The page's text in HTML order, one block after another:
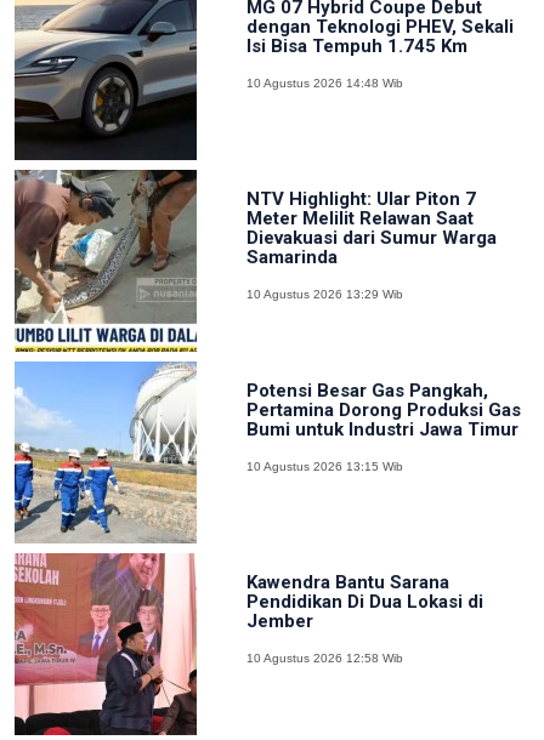
MG 07 Hybrid Coupe Debut
dengan Teknologi PHEV, Sekali
Isi Bisa Tempuh 1.745 Km
10 Agustus 2026 14:48 Wib
NTV Highlight: Ular Piton 7
Meter Melilit Relawan Saat
Dievakuasi dari Sumur Warga
Samarinda
10 Agustus 2026 13:29 Wib
Potensi Besar Gas Pangkah,
Pertamina Dorong Produksi Gas
Bumi untuk Industri Jawa Timur
10 Agustus 2026 13:15 Wib
Kawendra Bantu Sarana
Pendidikan Di Dua Lokasi di
Jember
10 Agustus 2026 12:58 Wib